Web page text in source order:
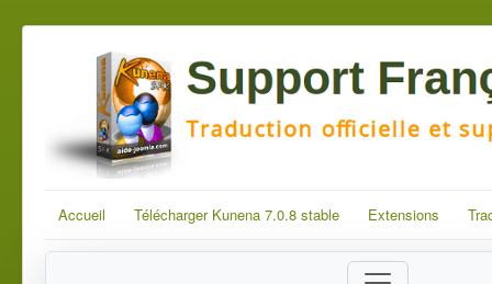
Accueil Télécharger Kunena 7.0.8 stable Extensions